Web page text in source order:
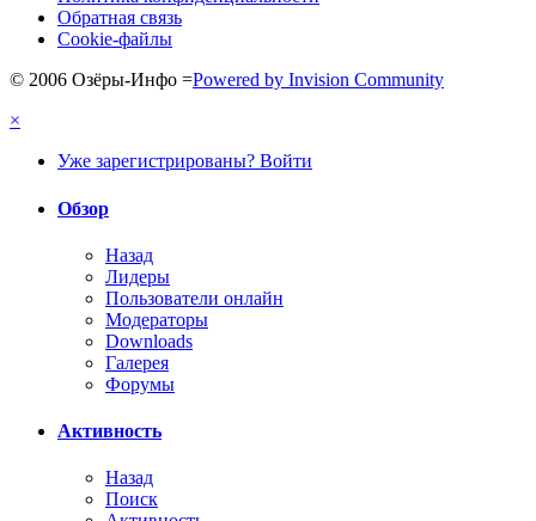
Обратная связь
Cookie-файлы
© 2006 Озёры-Инфо =Powered by Invision Community
×
Уже зарегистрированы? Войти
Обзор
Назад
Лидеры
Пользователи онлайн
Модераторы
Downloads
Галерея
Форумы
Активность
Назад
Поиск